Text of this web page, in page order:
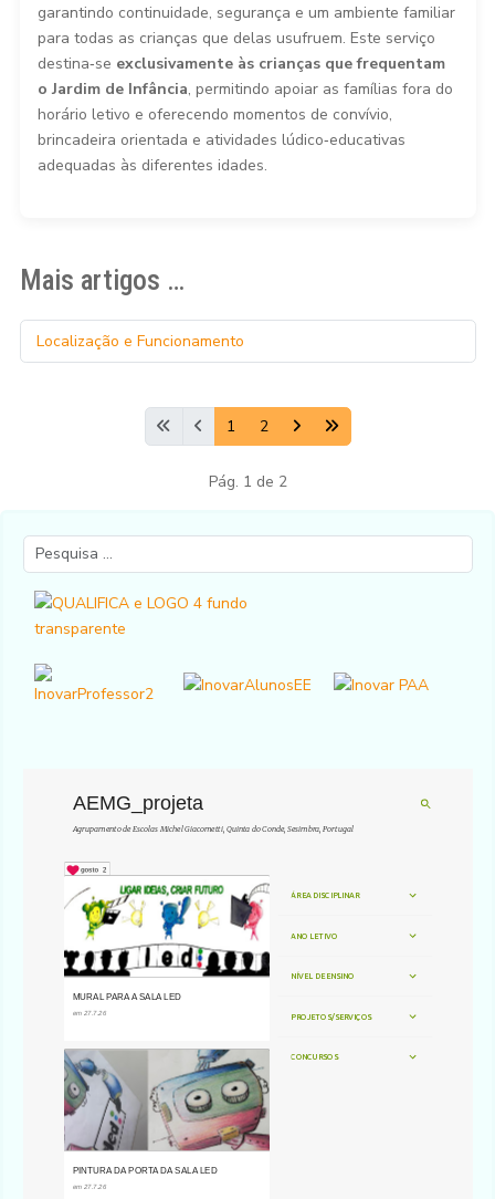
garantindo continuidade, segurança e um ambiente familiar
para todas as crianças que delas usufruem. Este serviço
destina‑se exclusivamente às crianças que frequentam
o Jardim de Infância, permitindo apoiar as famílias fora do
horário letivo e oferecendo momentos de convívio,
brincadeira orientada e atividades lúdico‑educativas
adequadas às diferentes idades.
Mais artigos …
Localização e Funcionamento
1 2
Pág. 1 de 2